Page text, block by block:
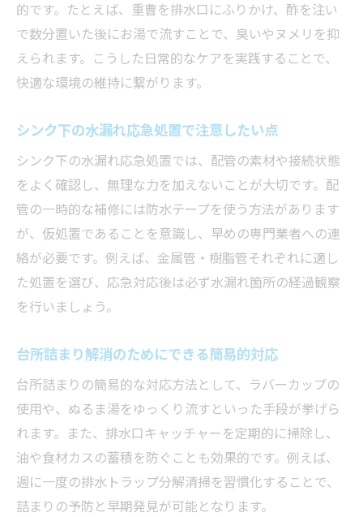
的です。たとえば、重曹を排水口にふりかけ、酢を注い
で数分置いた後にお湯で流すことで、臭いやヌメリを抑
えられます。こうした日常的なケアを実践することで、
快適な環境の維持に繋がります。
シンク下の水漏れ応急処置で注意したい点
シンク下の水漏れ応急処置では、配管の素材や接続状態
をよく確認し、無理な力を加えないことが大切です。配
管の一時的な補修には防水テープを使う方法があります
が、仮処置であることを意識し、早めの専門業者への連
絡が必要です。例えば、金属管・樹脂管それぞれに適し
た処置を選び、応急対応後は必ず水漏れ箇所の経過観察
を行いましょう。
台所詰まり解消のためにできる簡易的対応
台所詰まりの簡易的な対応方法として、ラバーカップの
使用や、ぬるま湯をゆっくり流すといった手段が挙げら
れます。また、排水口キャッチャーを定期的に掃除し、
油や食材カスの蓄積を防ぐことも効果的です。例えば、
週に一度の排水トラップ分解清掃を習慣化することで、
詰まりの予防と早期発見が可能となります。